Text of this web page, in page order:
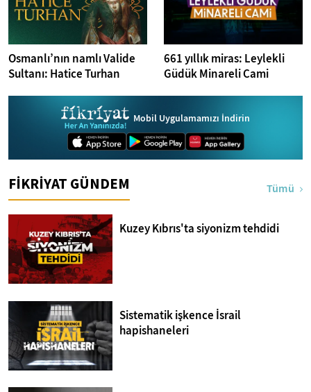
Osmanlı’nın namlı Valide
Sultanı: Hatice Turhan
661 yıllık miras: Leylekli
Güdük Minareli Cami
Mobil Uygulamamızı İndirin
FİKRİYAT GÜNDEM Tümü
Kuzey Kıbrıs'ta siyonizm tehdidi
Sistematik işkence İsrail
hapishaneleri